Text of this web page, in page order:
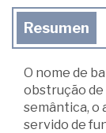
Resumen
O nome de
obstrução de
semântica, o
servido de